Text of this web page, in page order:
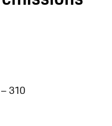
310